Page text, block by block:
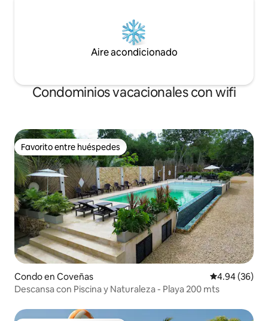
Aire acondicionado
Condominios vacacionales con wifi
Favorito entre huéspedes
Favorito entre huéspedes
Condo en Coveñas Calificación
4.94 (36)
Descansa con Piscina y Naturaleza - Playa 200 mts